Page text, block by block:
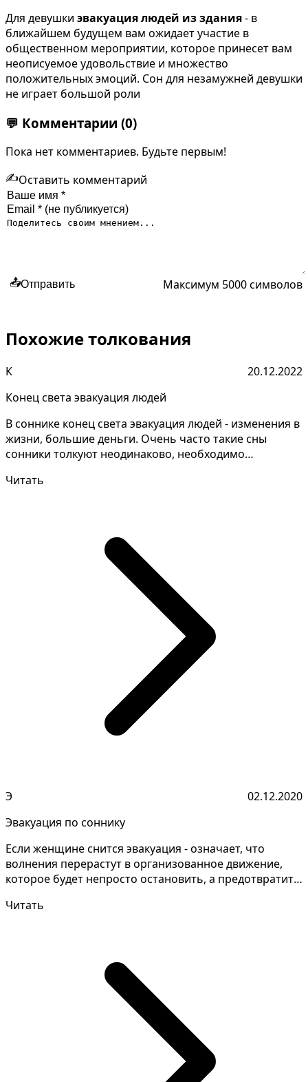
Для девушки эвакуация людей из здания- в
ближайшем будущем вам ожидает участие в
общественном мероприятии, которое принесет вам
неописуемое удовольствие и множество
положительных эмоций. Сон для незамужней девушки
не играет большой роли
💬 Комментарии (0)
Пока нет комментариев. Будьте первым!
✍️Оставить комментарий
📤Отправить Максимум 5000 символов
Похожие толкования
К
20.12.2022
Конец света эвакуация людей
В соннике конец света эвакуация людей - изменения в
жизни, большие деньги. Очень часто такие сны
сонники толкуют неодинаково, необходимо
Читать
Э
02.12.2020
Эвакуация по соннику
Если женщине снится эвакуация - означает, что
волнения перерастут в организованное движение,
которое будет непросто остановить, а предотвратить
Читать